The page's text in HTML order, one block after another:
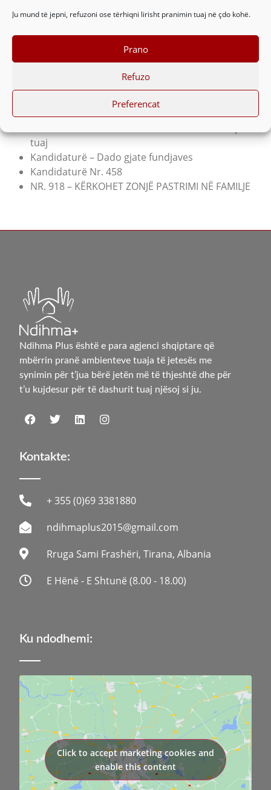
Ju mund të jepni, refuzoni ose tërhiqni lirisht pranimin tuaj në çdo kohë.
Prano
Refuzo
Preferencat
See All Reviews
Artikujt e fundit
Pastrimi komercial, pse duhet për biznesin tuaj?
tuaj
Kandidaturë – Dado gjate fundjaves
Kandidaturë Nr. 458
NR. 918 – KËRKOHET ZONJË PASTRIMI NË FAMILJE
Ndihma Plus është e para agjenci shqiptare që
mbërrin pranë ambienteve tuaja të jetesës me
synimin për t’jua bërë jetën më të thjeshtë dhe për
t’u kujdesur për të dashurit tuaj njësoj si ju.
Kontakte:
+ 355 (0)69 3381880
ndihmaplus2015@gmail.com
Rruga Sami Frashëri, Tirana, Albania
E Hënë - E Shtunë (8.00 - 18.00)
Ku ndodhemi:
Click to accept marketing cookies and
enable this content